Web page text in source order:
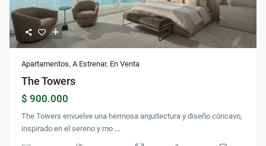
Apartamentos,A Estrenar, En Venta
The Towers
$ 900.000
The Towers envuelve una hermosa arquitectura y diseño cóncavo,
inspirado en el sereno y mo ...